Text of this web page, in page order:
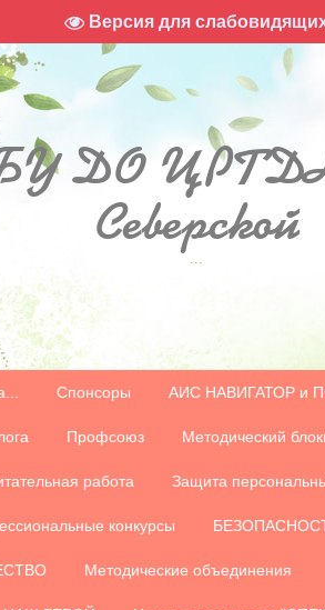
Версия для
ДО
Северской
...
Спонсоры АИС НАВИГАТОР и
Профсоюз Методический
работа Защита
конкурсы
Методические объединения